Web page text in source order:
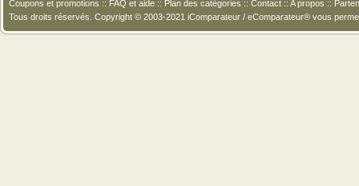
Coupons et promotions :: FAQ et aide :: Plan des catégories :: Contact :: A propos ::
Tous droits réservés. Copyright © 2003-2021 iComparateur / eComparateur® vous